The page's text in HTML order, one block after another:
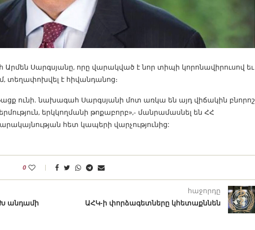
Սարգսյանը, որը վարակված է նոր տիպի կորոնավիրուսով եւ
տեղափոխվել է հիվանդանոց։
ունի. նախագահ Սարգսյանի մոտ առկա են այդ վիճակին բնորոշ
երկկողմանի թոքաբորբ»,- մանրամասնել են ՀՀ
հետ կապերի վարչությունից:
0
անդամի
հաջորդը
ԱՀԿ-ի փորձագետները կհետաքննեն